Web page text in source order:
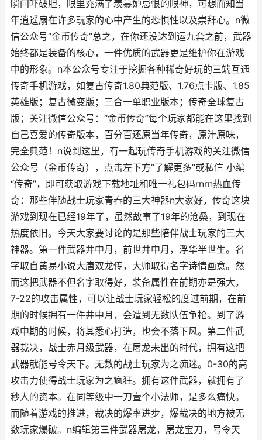
瞬间吓破胆，眼里充满了羡慕妒忌恨的眼神，可想而知当
年逍遥扇在许多玩家的心中产生的恐惧性以及崇拜心。n微
信公众号“金币传奇”总之，在你还没达到运九套之前，武器
始终都是装备的核心，一件优质的武器更是维护你在游戏
中的形象。n本公众号专注于挖掘各种稀奇好玩的三端互通
传奇手机游戏，如复古传奇1.80典范版、1.76点卡版、1.85
英雄版；复古微变版；三合一单职业版本；传奇全球复古
版；关注微信公众号：“金币传奇”每个玩家都能在这里找到
自己喜爱的传奇版本，百分百还原当年传奇，原汁原味，
完全典范！n说到这里，有一起玩传奇手机游戏的关注微信
公众号（金币传奇），点击左下方“了解更多”或私信 小编
“传奇”，即可获取游戏下载地址和唯一礼包码rnrn热血传
奇：那些伴随战士玩家青春的三大神器n大家好，传奇这块
游戏到现在已经19年了，虽然故事了19年的沧桑，到现在
热度依旧。今天大家要讨论的是那些陪伴战士玩家的三大
神器。第一件武器井中月，前世井中月，浮华半世生。名
字取自黄易小说大唐双龙传，大师取得名字诗情画意。然
而这把武器不但名字取得好，装备属性在前期亦是强大，
7-22的攻击属性，可以让战士玩家轻松的度过前期，在前
期的时候拥有一件井中月，会遭到无数队伍争抢。到了游
戏中期的时候，将其悉心打造，也会不落下风。第二件武
器裁决，战士赤月级武器，在屠龙未出的时代，拥有这把
武器就能号令天下。无数的战士玩家为之痴迷。0-30的高
攻击力使得战士玩家为之疯狂。拥有这件武器，就拥有了
秒人的资本。在同等级中一刀壹个小法师，是多么痛快。
而随着游戏的推进，裁决的爆率进步，爆裁决的地方被无
数玩家爆破。n编辑第三件武器屠龙，屠龙宝刀，号令天